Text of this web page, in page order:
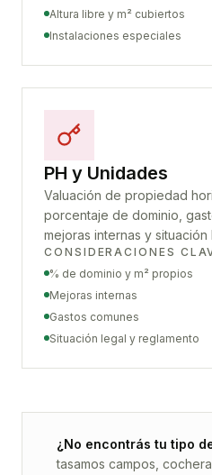
Altura libre y m² cubiertos
Instalaciones especiales
PH y Unidades
Valuación de propiedad
porcentaje de dominio,
mejoras internas y situación
CONSIDERACIONES
% de dominio y m² propios
Mejoras internas
Gastos comunes
Situación legal y reglamento
¿No encontrás tu tipo
tasamos campos,